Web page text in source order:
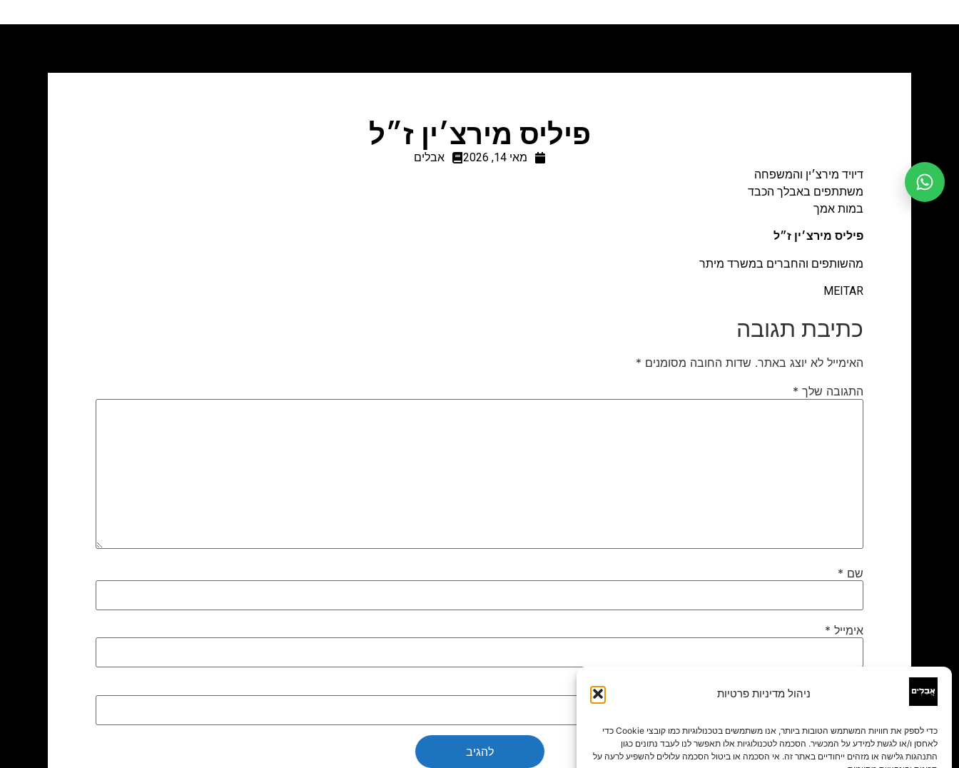
ניהול מדיניות פרטיות
כדי לספק את חוויות המשתמש הטובות ביותר, אנו משתמשים בטכנולוגיות כמו קובצי Cookie כדי
לאחסן ו/או לגשת למידע על המכשיר. הסכמה לטכנולוגיות אלו תאפשר לנו לעבד נתונים כגון
התנהגות גלישה או מזהים ייחודיים באתר זה. אי הסכמה או ביטול הסכמה עלולים להשפיע לרעה על
פיליס מירצ׳ין ז״ל
מאי 14, 2026
אבלים
דיויד מירצ׳ין והמשפחה
משתתפים באבלך הכבד
במות אמך
פיליס מירצ׳ין ז״ל
מהשותפים והחברים במשרד מיתר
MEITAR
כתיבת תגובה
האימייל לא יוצג באתר. שדות החובה מסומנים *
התגובה שלך *
שם *
אימייל *